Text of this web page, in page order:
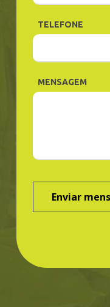
TELEFONE
MENSAGEM